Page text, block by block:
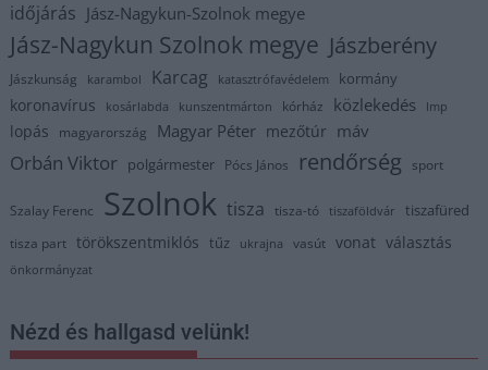
időjárás Jász-Nagykun-Szolnok megye
Jász-Nagykun Szolnok megye Jászberény
Jászkunság karambol Karcag katasztrófavédelem kormány
koronavírus kosárlabda kunszentmárton kórház közlekedés lmp
lopás magyarország Magyar Péter mezőtúr máv
Orbán Viktor polgármester Pócs János rendőrség sport
Szalay Ferenc Szolnok tisza tisza-tó tiszaföldvár tiszafüred
tisza part törökszentmiklós tűz ukrajna vasút vonat választás
önkormányzat
Nézd és hallgasd velünk!